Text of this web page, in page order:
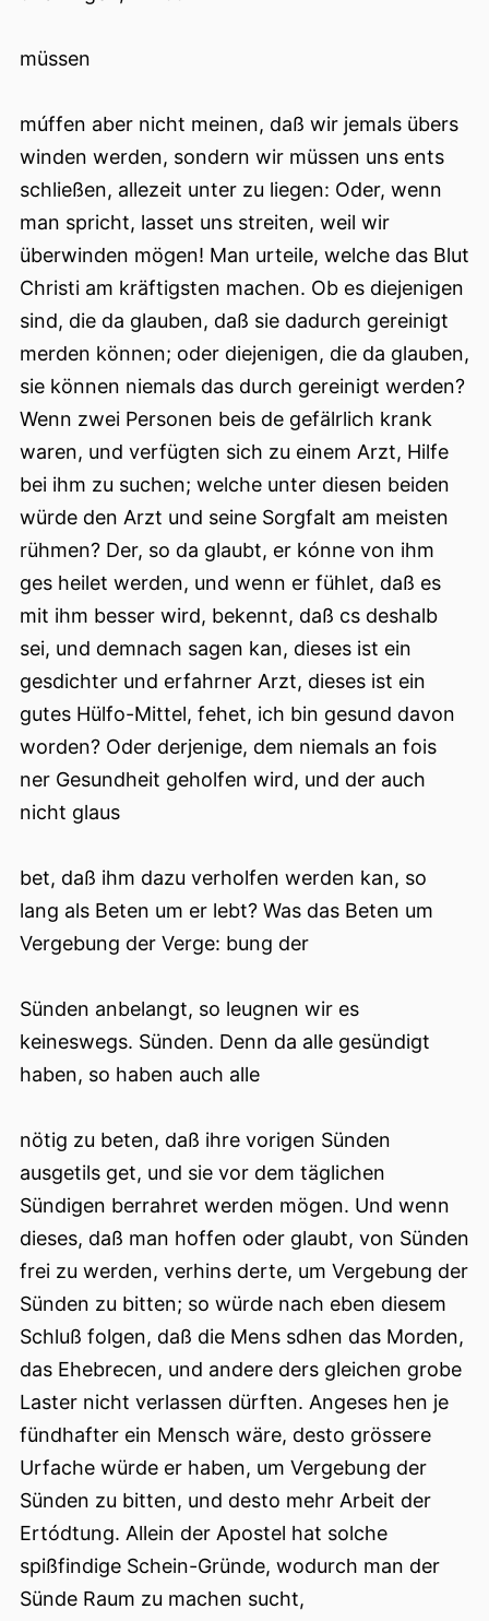
müssen
múffen aber nicht meinen, daß wir jemals übers
winden werden, sondern wir müssen uns ents
schließen, allezeit unter zu liegen: Oder, wenn
man spricht, lasset uns streiten, weil wir
überwinden mögen! Man urteile, welche das Blut
Christi am kräftigsten machen. Ob es diejenigen
sind, die da glauben, daß sie dadurch gereinigt
merden können; oder diejenigen, die da glauben,
sie können niemals das durch gereinigt werden?
Wenn zwei Personen beis de gefälrlich krank
waren, und verfügten sich zu einem Arzt, Hilfe
bei ihm zu suchen; welche unter diesen beiden
würde den Arzt und seine Sorgfalt am meisten
rühmen? Der, so da glaubt, er kónne von ihm
ges heilet werden, und wenn er fühlet, daß es
mit ihm besser wird, bekennt, daß cs deshalb
sei, und demnach sagen kan, dieses ist ein
gesdichter und erfahrner Arzt, dieses ist ein
gutes Hülfo-Mittel, fehet, ich bin gesund davon
worden? Oder derjenige, dem niemals an fois
ner Gesundheit geholfen wird, und der auch
nicht glaus
bet, daß ihm dazu verholfen werden kan, so
lang als Beten um er lebt? Was das Beten um
Vergebung der Verge: bung der
Sünden anbelangt, so leugnen wir es
keineswegs. Sünden. Denn da alle gesündigt
haben, so haben auch alle
nötig zu beten, daß ihre vorigen Sünden
ausgetils get, und sie vor dem täglichen
Sündigen berrahret werden mögen. Und wenn
dieses, daß man hoffen oder glaubt, von Sünden
frei zu werden, verhins derte, um Vergebung der
Sünden zu bitten; so würde nach eben diesem
Schluß folgen, daß die Mens sdhen das Morden,
das Ehebrecen, und andere ders gleichen grobe
Laster nicht verlassen dürften. Angeses hen je
fündhafter ein Mensch wäre, desto grössere
Urfache würde er haben, um Vergebung der
Sünden zu bitten, und desto mehr Arbeit der
Ertódtung. Allein der Apostel hat solche
spißfindige Schein-Gründe, wodurch man der
Sünde Raum zu machen sucht,